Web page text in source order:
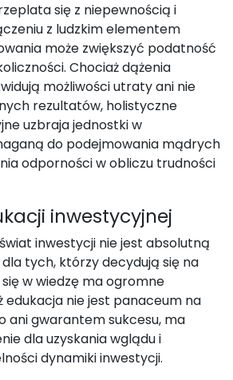
się z niepewnością i
z ludzkim elementem
może zwiększyć podatność
Chociaż dążenia
możliwości utraty ani nie
rezultatów, holistyczne
uzbraja jednostki w
do podejmowania mądrych
odporności w obliczu trudności
inwestycyjnej
inwestycji nie jest absolutną
tych, którzy decydują się na
w wiedzę ma ogromne
edukacja nie jest panaceum na
ani gwarantem sukcesu, ma
dla uzyskania wglądu i
dynamiki inwestycji.